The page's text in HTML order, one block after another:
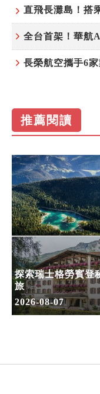
直飛長灘島！搭
全台首架！華航
長榮航空攜手6
推薦閱讀
探索瑞士格勞賓登
旅
2026-08-07